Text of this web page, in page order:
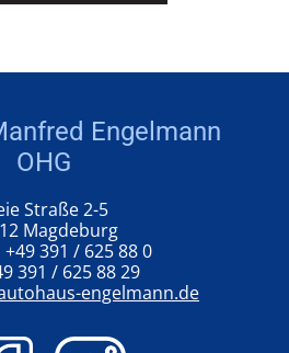
Engelmann
OHG
Straße 2-5
Magdeburg
391 / 625 88 0
391 / 625 88 29
engelmann.de